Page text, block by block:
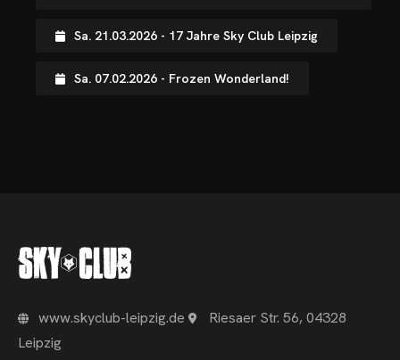
Sa. 21.03.2026 - 17 Jahre Sky Club Leipzig
Sa. 07.02.2026 - Frozen Wonderland!
www.skyclub-leipzig.de
Riesaer Str. 56, 04328
Leipzig